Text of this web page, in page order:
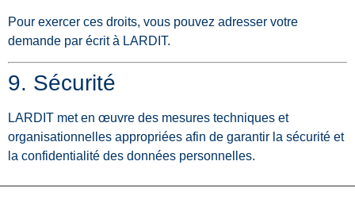
Pour exercer ces droits, vous pouvez adresser votre
demande par écrit à LARDIT.
9. Sécurité
LARDIT met en œuvre des mesures techniques et
organisationnelles appropriées afin de garantir la sécurité et
la confidentialité des données personnelles.